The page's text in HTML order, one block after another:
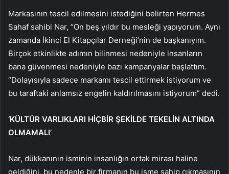
Markasının tescil edilmesini istediğini belirten Hermes
Sahaf sahibi Nar, “On beş yıldır bu mesleği yapıyorum. Aynı
zamanda İkinci El Kitapçılar Derneği’nin de başkanıyım.
Birçok etkinlikte adımın bilinmesi nedeniyle insanların
bana güvenmesi nedeniyle bazı kampanyalar başlattım.
“Dolayısıyla sadece markamı tescil ettirmek istiyorum ve
bu taraftaki anlamsız engelin kaldırılmasını istiyorum” dedi.
‘KÜLTÜR VARLIKLARI HİÇBİR ŞEKİLDE TEKELİN ALTINDA
OLMAMALI’
Nar, dükkanının isminin insanlığın ortak mirası haline
geldiğini, bu nedenle bir firmanın bu isme sahip çıkmasının